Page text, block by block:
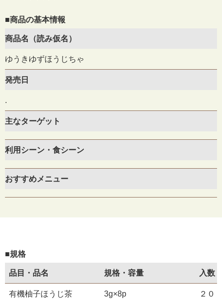
■商品の基本情報
商品名（読み仮名）
ゆうきゆずほうじちゃ
発売日
.
主なターゲット
利用シーン・食シーン
おすすめメニュー
■規格
品目・品名 規格・容量 入数
有機柚子ほうじ茶 3g×8p ２０